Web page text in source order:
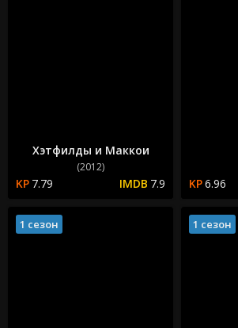
Хэтфилды и Маккои
(2012)
7.79 7.9 6.96
1 сезон 1 сезон